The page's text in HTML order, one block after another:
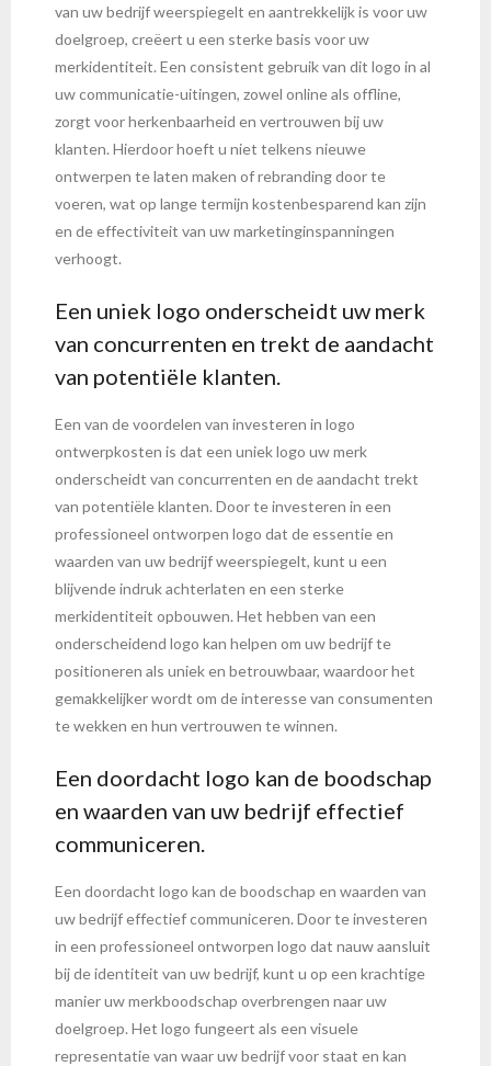
van uw bedrijf weerspiegelt en aantrekkelijk is voor uw
doelgroep, creëert u een sterke basis voor uw
merkidentiteit. Een consistent gebruik van dit logo in al
uw communicatie-uitingen, zowel online als offline,
zorgt voor herkenbaarheid en vertrouwen bij uw
klanten. Hierdoor hoeft u niet telkens nieuwe
ontwerpen te laten maken of rebranding door te
voeren, wat op lange termijn kostenbesparend kan zijn
en de effectiviteit van uw marketinginspanningen
verhoogt.
Een uniek logo onderscheidt uw merk
van concurrenten en trekt de aandacht
van potentiële klanten.
Een van de voordelen van investeren in logo
ontwerpkosten is dat een uniek logo uw merk
onderscheidt van concurrenten en de aandacht trekt
van potentiële klanten. Door te investeren in een
professioneel ontworpen logo dat de essentie en
waarden van uw bedrijf weerspiegelt, kunt u een
blijvende indruk achterlaten en een sterke
merkidentiteit opbouwen. Het hebben van een
onderscheidend logo kan helpen om uw bedrijf te
positioneren als uniek en betrouwbaar, waardoor het
gemakkelijker wordt om de interesse van consumenten
te wekken en hun vertrouwen te winnen.
Een doordacht logo kan de boodschap
en waarden van uw bedrijf effectief
communiceren.
Een doordacht logo kan de boodschap en waarden van
uw bedrijf effectief communiceren. Door te investeren
in een professioneel ontworpen logo dat nauw aansluit
bij de identiteit van uw bedrijf, kunt u op een krachtige
manier uw merkboodschap overbrengen naar uw
doelgroep. Het logo fungeert als een visuele
representatie van waar uw bedrijf voor staat en kan